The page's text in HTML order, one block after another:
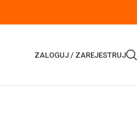
ZALOGUJ / ZAREJESTRUJ